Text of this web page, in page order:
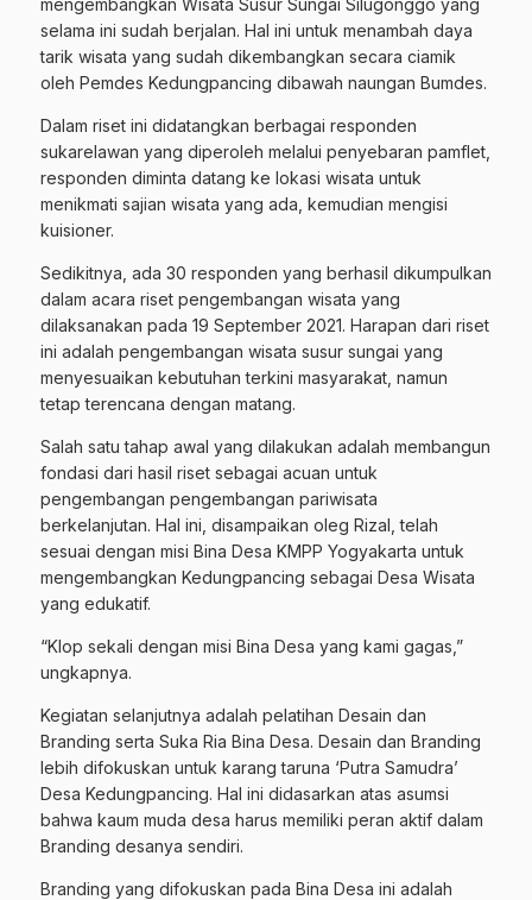
mengembangkan Wisata Susur Sungai Silugonggo yang
selama ini sudah berjalan. Hal ini untuk menambah daya
tarik wisata yang sudah dikembangkan secara ciamik
oleh Pemdes Kedungpancing dibawah naungan Bumdes.
Dalam riset ini didatangkan berbagai responden
sukarelawan yang diperoleh melalui penyebaran pamflet,
responden diminta datang ke lokasi wisata untuk
menikmati sajian wisata yang ada, kemudian mengisi
kuisioner.
Sedikitnya, ada 30 responden yang berhasil dikumpulkan
dalam acara riset pengembangan wisata yang
dilaksanakan pada 19 September 2021. Harapan dari riset
ini adalah pengembangan wisata susur sungai yang
menyesuaikan kebutuhan terkini masyarakat, namun
tetap terencana dengan matang.
Salah satu tahap awal yang dilakukan adalah membangun
fondasi dari hasil riset sebagai acuan untuk
pengembangan pengembangan pariwisata
berkelanjutan. Hal ini, disampaikan oleg Rizal, telah
sesuai dengan misi Bina Desa KMPP Yogyakarta untuk
mengembangkan Kedungpancing sebagai Desa Wisata
yang edukatif.
“Klop sekali dengan misi Bina Desa yang kami gagas,”
ungkapnya.
Kegiatan selanjutnya adalah pelatihan Desain dan
Branding serta Suka Ria Bina Desa. Desain dan Branding
lebih difokuskan untuk karang taruna ‘Putra Samudra’
Desa Kedungpancing. Hal ini didasarkan atas asumsi
bahwa kaum muda desa harus memiliki peran aktif dalam
Branding desanya sendiri.
Branding yang difokuskan pada Bina Desa ini adalah